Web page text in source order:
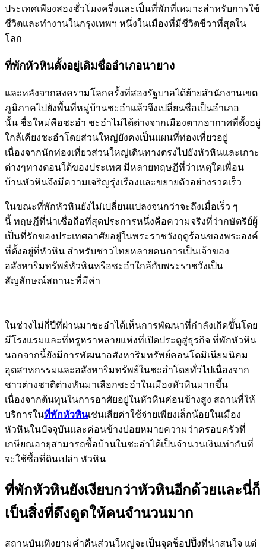
ประเทศเพียงสองชั่วโมงครึ่งและเป็นที่พักที่เหมาะสำหรับการใช้
ชีวิตและทำงานในกรุงเทพฯ หนึ่งในเมืองที่มีชีวิตชีวาที่สุดใน
โลก
ที่พักหัวหินตั้งอยู่เดิมชื่ออำเภอนายาง
และหลังจากสงครามโลกครั้งที่สองรัฐบาลได้ย้ายสำนักงานเขต
ภูมิภาคไปยังพื้นที่หมู่บ้านชะอำแล้วจึงเปลี่ยนชื่อเป็นอำเภอ
นั้น ชื่อใหม่คือชะอำ ชะอำไม่ได้ต่างจากเมืองตากอากาศที่ตั้งอยู่
ใกล้เคียงชะอำโดยส่วนใหญ่ยังคงเป็นแผนที่ท่องเที่ยวอยู่
เนื่องจากนักท่องเที่ยวส่วนใหญ่เดินทางตรงไปยังหัวหินและเกาะ
ต่างๆทางตอนใต้ของประเทศ มีหลายทฤษฎีที่ว่าเหตุใดเพื่อน
บ้านหัวหินจึงมีความเจริญรุ่งเรืองและขยายตัวอย่างรวดเร็ว
ในขณะที่พักหัวหินยังไม่เปลี่ยนแปลงจนกว่าจะถึงเมื่อเร็ว ๆ
นี้ ทฤษฎีที่น่าเชื่อถือที่สุดประการหนึ่งคือความจริงที่ว่ากษัตริย์ผู้
เป็นที่รักของประเทศอาศัยอยู่ในพระราชวังฤดูร้อนของพระองค์
ที่ตั้งอยู่ที่หัวหิน สำหรับชาวไทยหลายคนการเป็นเจ้าของ
อสังหาริมทรัพย์หัวหินหรือชะอำใกล้กับพระราชวังเป็น
สัญลักษณ์สถานะที่มีค่า
ในช่วงไม่กี่ปีที่ผ่านมาชะอำได้เห็นการพัฒนาที่กำลังเกิดขึ้นโดย
มีโรงแรมและที่หรูหราหลายแห่งที่เปิดประตูสู่ธุรกิจ ที่พักหัวหิน
นอกจากนี้ยังมีการพัฒนาอสังหาริมทรัพย์คอนโดมิเนียมนิคม
อุตสาหกรรมและอสังหาริมทรัพย์ในชะอำโดยทั่วไปเนื่องจาก
ชาวต่างชาติต่างหันมาเลือกชะอำในเมืองหัวหินมากขึ้น
เนื่องจากต้นทุนในการอาศัยอยู่ในหัวหินค่อนข้างสูง สถานที่ให้
บริการในที่พักหัวหินเช่นเสียค่าใช้จ่ายเพียงเล็กน้อยในเมือง
หัวหินในปัจจุบันและค่อนข้างบ่อยหมายความว่าครอบครัวที่
เกษียณอายุสามารถซื้อบ้านในชะอำได้เป็นจำนวนเงินเท่ากันที่
จะใช้ซื้อที่ดินเปล่า หัวหิน
ที่พักหัวหินยังเงียบกว่าหัวหินอีกด้วยและนี่ก็
เป็นสิ่งที่ดึงดูดให้คนจำนวนมาก
สถานบันเทิงยามค่ำคืนส่วนใหญ่จะเป็นจุดช็อปปิ้งที่น่าสนใจ แต่